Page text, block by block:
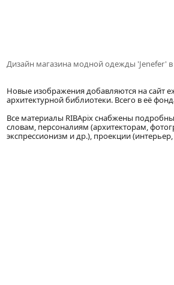
Дизайн магазина модной одежды 'Jenefer'
Новые изображения добавляются на сайт
архитектурной библиотеки. Всего в её
Все материалы RIBApix снабжены
словам, персоналиям (архитекторам,
экспрессионизм и др.), проекции